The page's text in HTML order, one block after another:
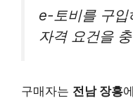
e-토비를 구입
자격 요건을
구매자는 전남 장흥